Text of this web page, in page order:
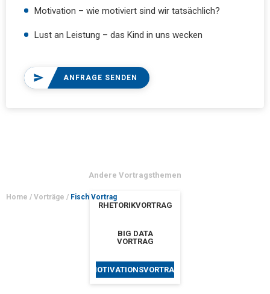
Motivation – wie motiviert sind wir tatsächlich?
Lust an Leistung – das Kind in uns wecken
ANFRAGE SENDEN
Andere Vortragsthemen
RHETORIKVORTRAG
BIG DATA
VORTRAG
MOTIVATIONSVORTRAG
Home / Vorträge / Fisch Vortrag